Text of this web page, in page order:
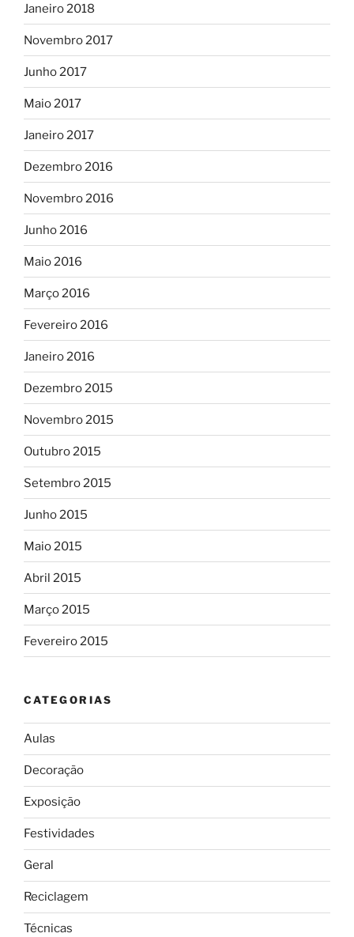
Janeiro 2018
Novembro 2017
Junho 2017
Maio 2017
Janeiro 2017
Dezembro 2016
Novembro 2016
Junho 2016
Maio 2016
Março 2016
Fevereiro 2016
Janeiro 2016
Dezembro 2015
Novembro 2015
Outubro 2015
Setembro 2015
Junho 2015
Maio 2015
Abril 2015
Março 2015
Fevereiro 2015
CATEGORIAS
Aulas
Decoração
Exposição
Festividades
Geral
Reciclagem
Técnicas